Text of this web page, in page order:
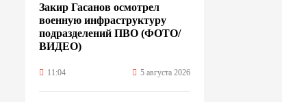
Закир Гасанов осмотрел
военную инфраструктуру
подразделений ПВО (ФОТО/
ВИДЕО)
11:04 5 августа 2026